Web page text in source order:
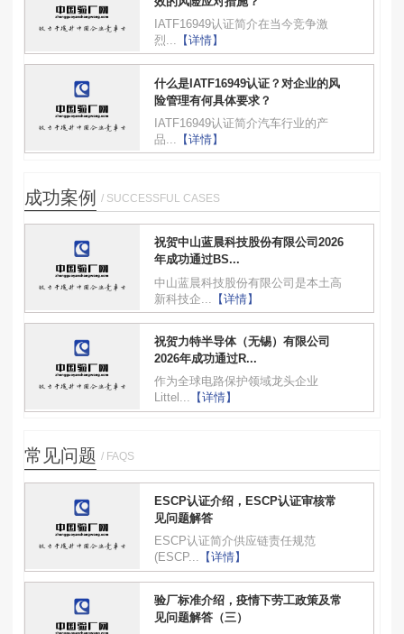
IATF16949认证简介在当今竞争激
烈...
【详情】
什么是IATF16949认证？对企业的风
险管理有何具体要求？
IATF16949认证简介汽车行业的产
品...
【详情】
成功案例 / SUCCESSFUL CASES
祝贺中山蓝晨科技股份有限公司2026
年成功通过BS...
中山蓝晨科技股份有限公司是本土高
新科技企...
【详情】
祝贺力特半导体（无锡）有限公司
2026年成功通过R...
作为全球电路保护领域龙头企业
Littel... 【详情】
常见问题 / FAQS
ESCP认证介绍，ESCP认证审核常
见问题解答
ESCP认证简介供应链责任规范
(ESCP... 【详情】
验厂标准介绍，疫情下劳工政策及常
见问题解答（三）